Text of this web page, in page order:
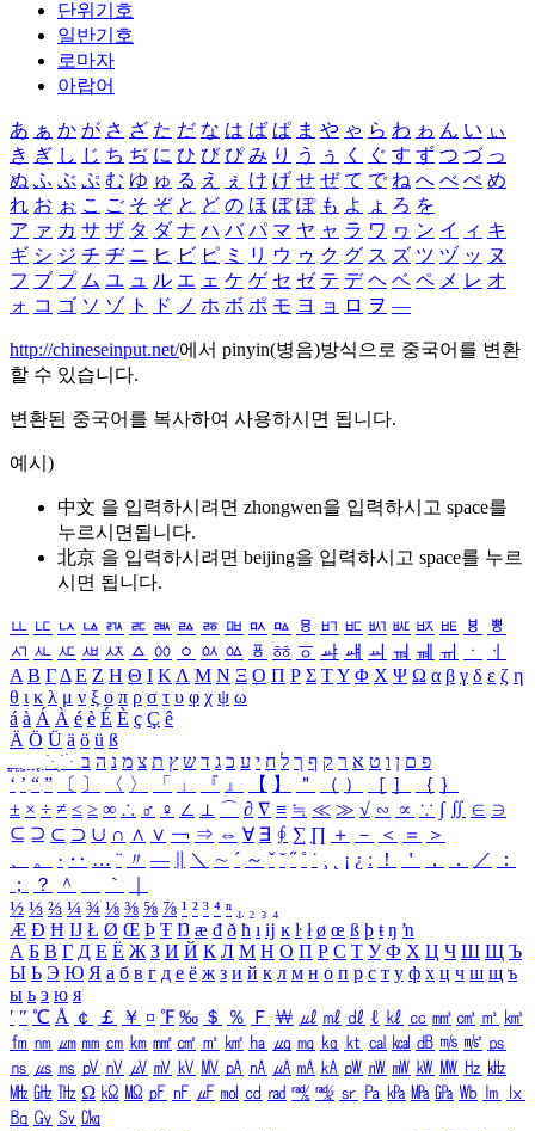
단위기호
일반기호
로마자
아랍어
あ ぁ か が さ ざ た だ な は ば ぱ ま や ゃ ら わ ゎ ん い ぃ
き ぎ し じ ち ぢ に ひ び ぴ み り う ぅ く ぐ す ず つ づ っ
ぬ ふ ぶ ぷ む ゆ ゅ る え ぇ け げ せ ぜ て で ね へ べ ぺ め
れ お ぉ こ ご そ ぞ と ど の ほ ぼ ぽ も よ ょ ろ を
ア ァ カ サ ザ タ ダ ナ ハ バ パ マ ヤ ャ ラ ワ ヮ ン イ ィ キ
ギ シ ジ チ ヂ ニ ヒ ビ ピ ミ リ ウ ゥ ク グ ス ズ ツ ヅ ッ ヌ
フ ブ プ ム ユ ュ ル エ ェ ケ ゲ セ ゼ テ デ ヘ ベ ペ メ レ オ
ォ コ ゴ ソ ゾ ト ド ノ ホ ボ ポ モ ヨ ョ ロ ヲ ―
http://chineseinput.net/에서 pinyin(병음)방식으로 중국어를 변환
할 수 있습니다.
변환된 중국어를 복사하여 사용하시면 됩니다.
예시)
中文 을 입력하시려면 zhongwen을 입력하시고 space를
누르시면됩니다.
北京 을 입력하시려면 beijing을 입력하시고 space를 누르
시면 됩니다.
ㅥ ㅦ ㅧ ㅨ ㅩ ㅪ ㅫ ㅬ ㅭ ㅮ ㅯ ㅰ ㅱ ㅲ ㅳ ㅴ ㅵ ㅶ ㅷ ㅸ
ㅹ
ㅺ ㅻ ㅼ ㅽ ㅾ ㅿ ㆀ ㆁ ㆂ ㆃ ㆄ ㆅ ㆆ ㆇ ㆈ ㆉ ㆊ ㆋ ㆌ ㆍ
ㆎ
Α Β ΓΔ Ε Ζ Η Θ Ι ΚΛ Μ Ν Ξ Ο Π Ρ Σ ΤΥ Φ Χ Ψ Ω α β γ δ ε ζ η
θ ι κ λ μ ν ξ ο π ρ σ τ υ φ χ ψ ω
á à Á À é è É È ç Ç ê
Ä Ö Ü ä ö ü ß
ִֶֹ ֻּ ׁׂ פ ם ן ו ט א ר ק ף ך ל ח י ע כ ג ד ש ץ ת צ מ נ ה ב
‘ ’ “ ” 〔 〕 〈 〉 「 」 『 』 【 】 ＂ （ ） ［ ］ ｛ ｝
± × ÷ ≠ ≤ ≥ ∞ ∴ ♂ ♀ ∠ ⊥ ⌒ ∂ ∇ ≡ ≒ ≪ ≫ √ ∽ ∝ ∵ ∫ ∬ ∈ ∋
⊆ ⊇ ⊂ ⊃ ∪ ∩ ∧ ∨ ￢ ⇒ ⇔ ∀ ∃ ∮ ∑ ∏ ＋ － ＜ ＝
＞
、
。 · ‥ … ¨ 〃 ― ＼ ∼ ´ ～ ˇ ˘ ˝ ˚ ˙ ¸ ¡ ¿ ː ！ ＇ ， ． ／
：
；
？ ＾ ｀
½ ⅓ ⅔ ¼ ¾ ⅛ ⅜ ⅝ ⅞ ¹ ² ³ ⁴ ⁿ ₁ ₂ ₃ ₄
Æ Ð Ħ Ĳ Ł Ø Œ Þ Ŧ Ŋ æ đ ð ħ ı ĳ ĸ ŀ ł ø œ ß þ ŧ ŋ ŉ
А Б В Г Д Е Ё Ж З И Й К Л М Н О П Р С Т У Ф Х Ц Ч Ш Щ Ъ
Ы Ь Э Ю Я а б в г д е ё ж з и й к л м н о п р с т у ф х ц ч ш щ ъ
ы ь э ю я
′ ″ ℃ Å ￠ ￡ ￥ ¤ ℉ ‰ ＄ ％ Ｆ ￦ ㎕ ㎖ ㎗ ℓ ㎘ ㏄ ㎣ ㎤ ㎥ ㎦
㎙ ㎚ ㎛ ㎜ ㎝ ㎞ ㎟ ㎠ ㎡ ㎢ ㏊ ㎍ ㎎ ㎏ ㏏ ㎈ ㎉ ㏈ ㎧ ㎨ ㎰
㎱ ㎲ ㎳ ㎴ ㎵ ㎶ ㎷ ㎸ ㎹ ㎀ ㎁ ㎂ ㎃ ㎄ ㎺ ㎻ ㎽ ㎾ ㎿ ㎐ ㎑
㎒ ㎓ ㎔ Ω ㏀ ㏁ ㎊ ㎋ ㎌ ㏖ ㏅ ㎭ ㎮ ㎯ ㏛ ㎩ ㎪ ㎫ ㎬ ㏝ ㏐
㏓
㏃ ㏉ ㏜ ㏆